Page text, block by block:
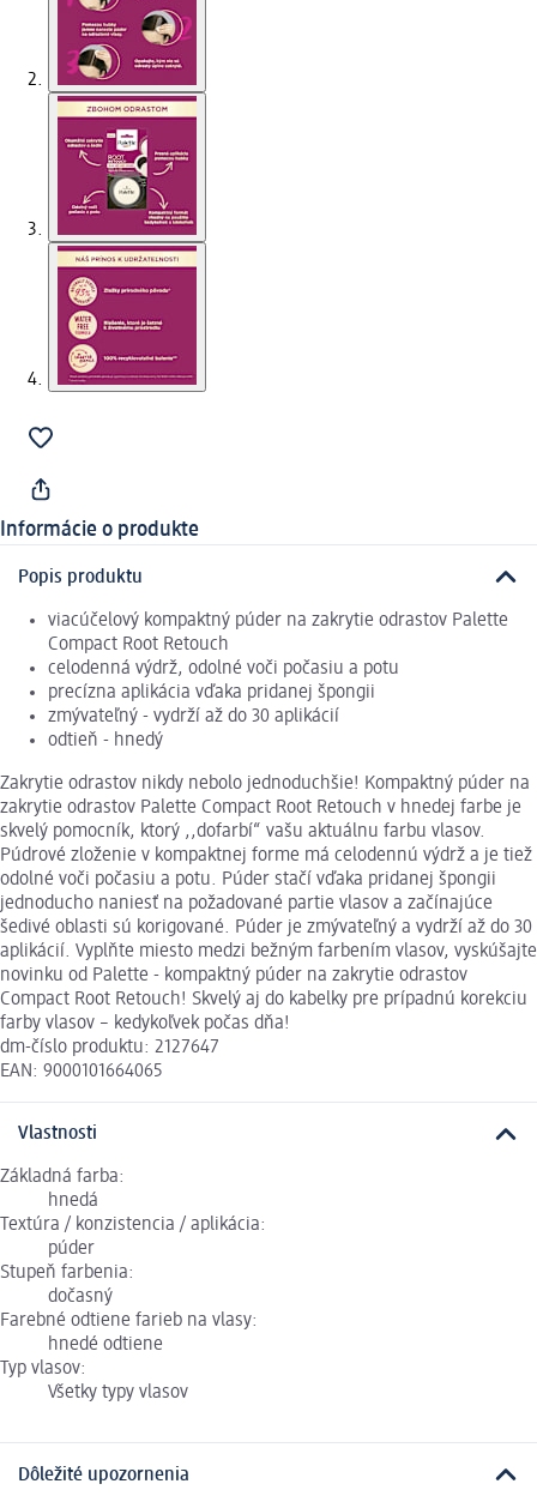
Informácie o produkte
Popis produktu
viacúčelový kompaktný púder na zakrytie odrastov Palette
Compact Root Retouch
celodenná výdrž, odolné voči počasiu a potu
precízna aplikácia vďaka pridanej špongii
zmývateľný - vydrží až do 30 aplikácií
odtieň - hnedý
Zakrytie odrastov nikdy nebolo jednoduchšie! Kompaktný púder na
zakrytie odrastov Palette Compact Root Retouch v hnedej farbe je
skvelý pomocník, ktorý ,,dofarbí“ vašu aktuálnu farbu vlasov.
Púdrové zloženie v kompaktnej forme má celodennú výdrž a je tiež
odolné voči počasiu a potu. Púder stačí vďaka pridanej špongii
jednoducho naniesť na požadované partie vlasov a začínajúce
šedivé oblasti sú korigované. Púder je zmývateľný a vydrží až do 30
aplikácií. Vyplňte miesto medzi bežným farbením vlasov, vyskúšajte
novinku od Palette - kompaktný púder na zakrytie odrastov
Compact Root Retouch! Skvelý aj do kabelky pre prípadnú korekciu
farby vlasov – kedykoľvek počas dňa!
dm-číslo produktu: 2127647
EAN: 9000101664065
Vlastnosti
Základná farba:
hnedá
Textúra / konzistencia / aplikácia:
púder
Stupeň farbenia:
dočasný
Farebné odtiene farieb na vlasy:
hnedé odtiene
Typ vlasov:
Všetky typy vlasov
Dôležité upozornenia